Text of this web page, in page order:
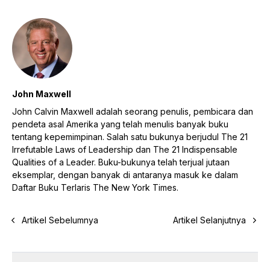
John Maxwell
John Calvin Maxwell adalah seorang penulis, pembicara dan
pendeta asal Amerika yang telah menulis banyak buku
tentang kepemimpinan. Salah satu bukunya berjudul The 21
Irrefutable Laws of Leadership dan The 21 Indispensable
Qualities of a Leader. Buku-bukunya telah terjual jutaan
eksemplar, dengan banyak di antaranya masuk ke dalam
Daftar Buku Terlaris The New York Times.
Artikel Sebelumnya Artikel Selanjutnya